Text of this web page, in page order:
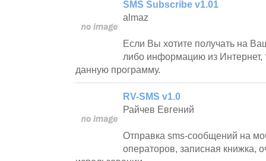
SMS Subscribe v1.01
almaz
Если Вы хотите получать на
либо информацию из Интернет,
данную программу.
RV-SMS v1.0
Райчев Евгений
Отправка sms-сообщений на
операторов, записная книжка,